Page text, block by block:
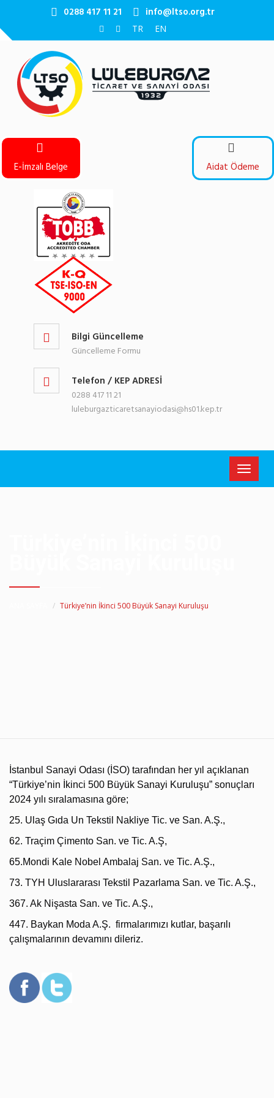
0288 417 11 21 info@ltso.org.tr
TR EN
Aidat Ödeme
E-İmzalı Belge
Bilgi Güncelleme
Güncelleme Formu
Telefon / KEP ADRESİ
0288 417 11 21
luleburgazticaretsanayiodasi@hs01.kep.tr
Toggle
Türkiye’nin İkinci 500 Büyük Sanayi Kuruluşu
İstanbul Sanayi Odası (İSO) tarafından her yıl açıklanan
“Türkiye’nin İkinci 500 Büyük Sanayi Kuruluşu” sonuçları
2024 yılı sıralamasına göre;
25. Ulaş Gıda Un Tekstil Nakliye Tic. ve San. A.Ş.,
62. Traçim Çimento San. ve Tic. A.Ş,
65.Mondi Kale Nobel Ambalaj San. ve Tic. A.Ş.,
73. TYH Uluslararası Tekstil Pazarlama San. ve Tic. A.Ş.,
367. Ak Nişasta San. ve Tic. A.Ş.,
447. Baykan Moda A.Ş. firmalarımızı kutlar, başarılı
çalışmalarının devamını dileriz.